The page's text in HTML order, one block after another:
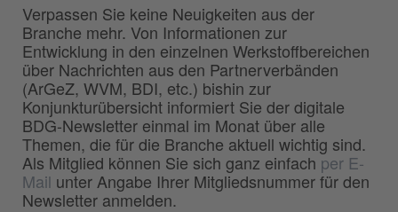
Verpassen Sie keine Neuigkeiten aus der
Branche mehr. Von Informationen zur
Entwicklung in den einzelnen Werkstoffbereichen
über Nachrichten aus den Partnerverbänden
(ArGeZ, WVM, BDI, etc.) bishin zur
Konjunkturübersicht informiert Sie der digitale
BDG-Newsletter einmal im Monat über alle
Themen, die für die Branche aktuell wichtig sind.
Als Mitglied können Sie sich ganz einfach per E-
Mail unter Angabe Ihrer Mitgliedsnummer für den
Newsletter anmelden.